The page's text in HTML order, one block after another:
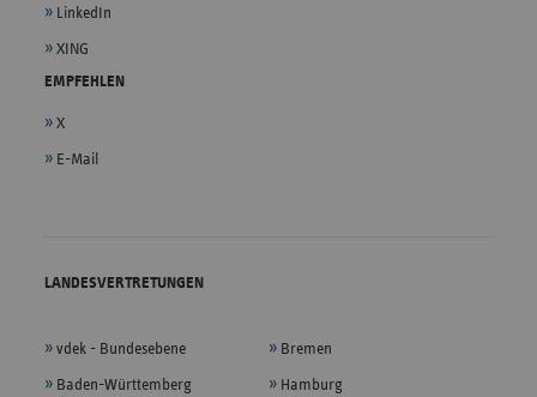
LinkedIn
XING
EMPFEHLEN
X
E-Mail
LANDESVERTRETUNGEN
vdek - Bundesebene
Baden-Württemberg
Bremen
Hamburg